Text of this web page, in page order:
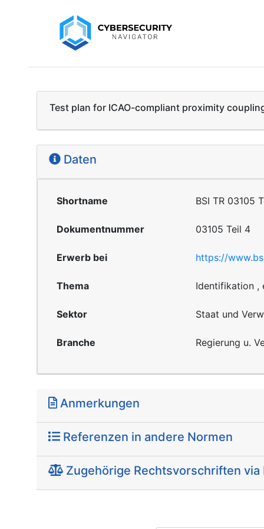
Test plan for ICAO-compliant proximity
Daten
Shortname BSI TR 03105
Dokumentnummer 03105 Teil 4
Erwerb bei https://
Thema Identifikation ,
Sektor Staat und
Branche Regierung u.
Anmerkungen
Referenzen in andere Normen
Zugehörige Rechtsvorschriften